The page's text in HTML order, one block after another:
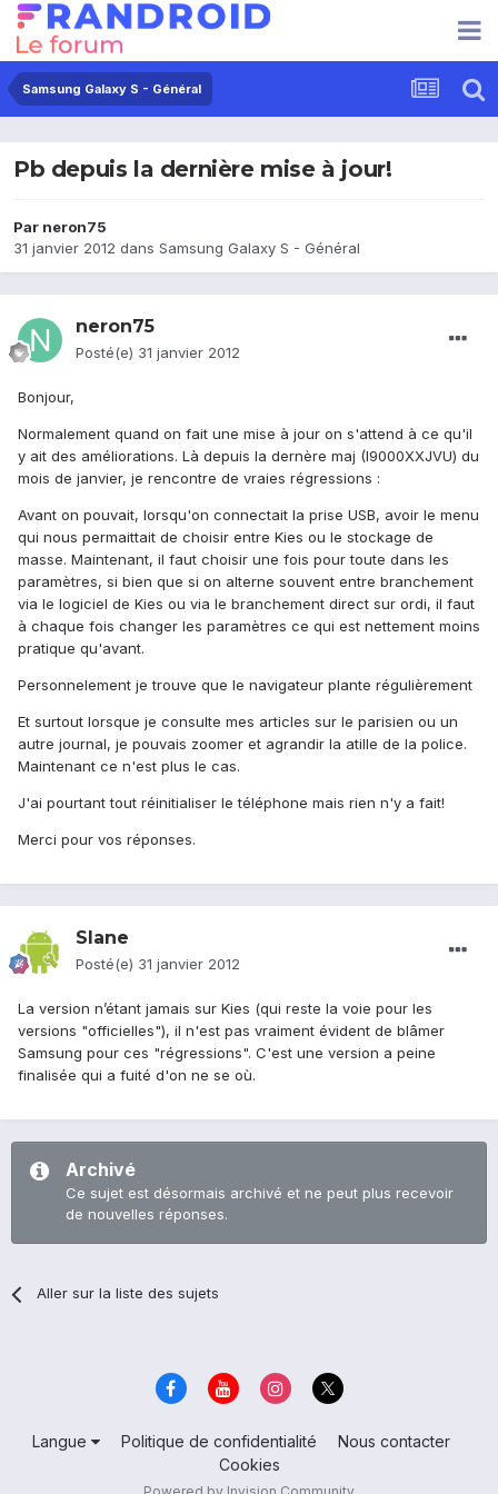
Samsung Galaxy S - Général
Pb depuis la dernière mise à jour!
Par neron75
31 janvier 2012 dans Samsung Galaxy S - Général
neron75
Posté(e) 31 janvier 2012
Bonjour,
Normalement quand on fait une mise à jour on s'attend à ce qu'il
y ait des améliorations. Là depuis la dernère maj (I9000XXJVU) du
mois de janvier, je rencontre de vraies régressions :
Avant on pouvait, lorsqu'on connectait la prise USB, avoir le menu
qui nous permaittait de choisir entre Kies ou le stockage de
masse. Maintenant, il faut choisir une fois pour toute dans les
paramètres, si bien que si on alterne souvent entre branchement
via le logiciel de Kies ou via le branchement direct sur ordi, il faut
à chaque fois changer les paramètres ce qui est nettement moins
pratique qu'avant.
Personnelement je trouve que le navigateur plante régulièrement
Et surtout lorsque je consulte mes articles sur le parisien ou un
autre journal, je pouvais zoomer et agrandir la atille de la police.
Maintenant ce n'est plus le cas.
J'ai pourtant tout réinitialiser le téléphone mais rien n'y a fait!
Merci pour vos réponses.
Slane
Posté(e) 31 janvier 2012
La version n’étant jamais sur Kies (qui reste la voie pour les
versions "officielles"), il n'est pas vraiment évident de blâmer
Samsung pour ces "régressions". C'est une version a peine
finalisée qui a fuité d'on ne se où.
Archivé
Ce sujet est désormais archivé et ne peut plus recevoir
de nouvelles réponses.
Aller sur la liste des sujets
Langue Politique de confidentialité
Nous contacter
Cookies